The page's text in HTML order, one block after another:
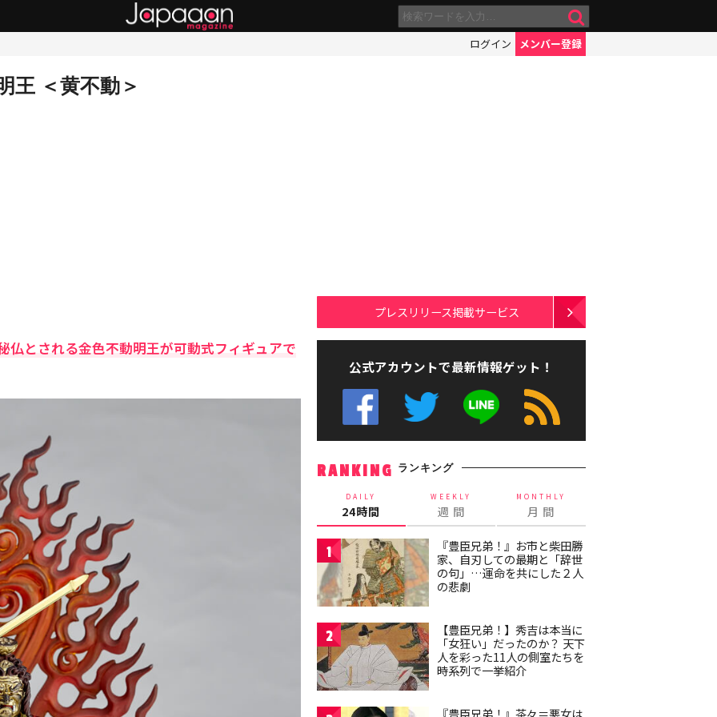
ログイン メンバー登録
王 ＜黄不動＞
仏とされる金色不動明王が可動式フィギュアで
プレスリリース掲載サービス
公式アカウントで最新情報ゲット！
RANKING ランキング
DAILY
24時間
WEEKLY
週 間
MONTHLY
月 間
1
『豊臣兄弟！』お市と柴田勝
家、自刃しての最期と「辞世
の句」…運命を共にした２人
の悲劇
2
【豊臣兄弟！】秀吉は本当に
「女狂い」だったのか？ 天下
人を彩った11人の側室たちを
時系列で一挙紹介
『豊臣兄弟！』茶々＝悪女は